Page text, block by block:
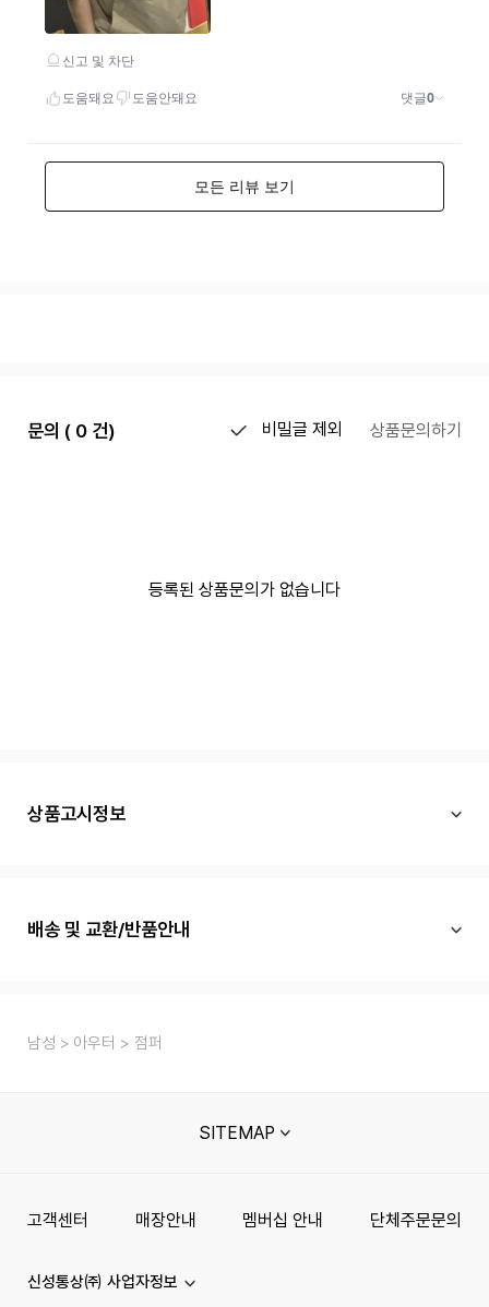
문의 ( 0 건) 비밀글 제외 상품문의하기
등록된 상품문의가 없습니다
상품고시정보
배송 및 교환/반품안내
남성 아우터 점퍼
SITEMAP
고객센터 매장안내 멤버십 안내 단체주문문의
신성통상㈜ 사업자정보